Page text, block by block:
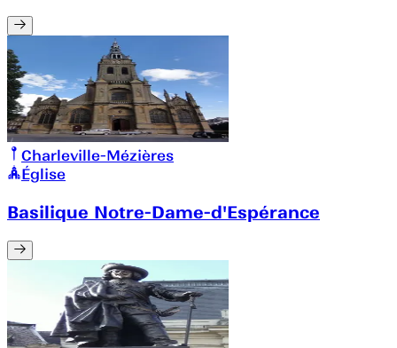
Charleville-Mézières
Église
Basilique Notre-Dame-d'Espérance